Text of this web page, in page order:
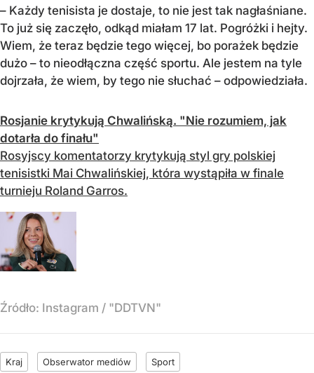
– Każdy tenisista je dostaje, to nie jest tak nagłaśniane.
To już się zaczęło, odkąd miałam 17 lat. Pogróżki i hejty.
Wiem, że teraz będzie tego więcej, bo porażek będzie
dużo – to nieodłączna część sportu. Ale jestem na tyle
dojrzała, że wiem, by tego nie słuchać – odpowiedziała.
Rosjanie krytykują Chwalińską. "Nie rozumiem, jak
dotarła do finału"
Rosyjscy komentatorzy krytykują styl gry polskiej
tenisistki Mai Chwalińskiej, która wystąpiła w finale
turnieju Roland Garros.
Źródło: Instagram / "DDTVN"
Kraj Obserwator mediów Sport